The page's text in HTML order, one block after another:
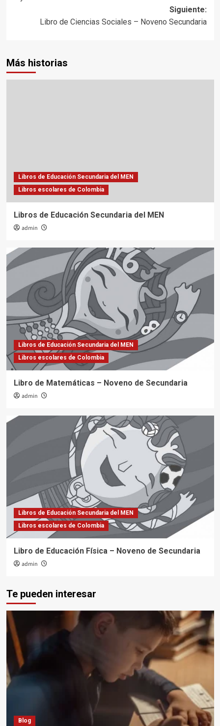
entradas
Siguiente:
Libro de Ciencias Sociales – Noveno Secundaria
Más historias
Libros de Educación Secundaria del MEN
Libros escolares de Colombia
Libros de Educación Secundaria del MEN
admin
Libros de Educación Secundaria del MEN
Libros escolares de Colombia
Libro de Matemáticas – Noveno de Secundaria
admin
Libros de Educación Secundaria del MEN
Libros escolares de Colombia
Libro de Educación Física – Noveno de Secundaria
admin
Te pueden interesar
Blog